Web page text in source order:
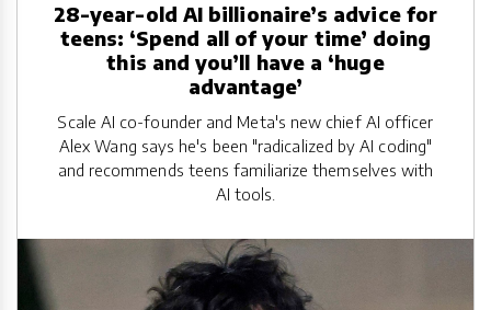
28-year-old AI billionaire’s advice for
teens: ‘Spend all of your time’ doing
this and you’ll have a ‘huge
advantage’
Scale AI co-founder and Meta's new chief AI officer
Alex Wang says he's been "radicalized by AI coding"
and recommends teens familiarize themselves with
AI tools.